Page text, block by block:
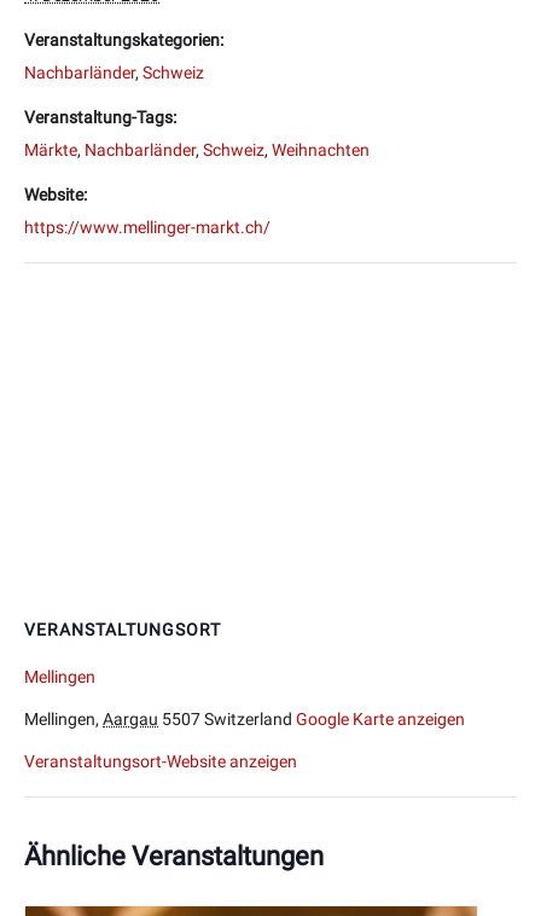
Veranstaltungskategorien:
Nachbarländer, Schweiz
Veranstaltung-Tags:
Märkte, Nachbarländer, Schweiz, Weihnachten
Website:
https://www.mellinger-markt.ch/
VERANSTALTUNGSORT
Mellingen
Mellingen, Aargau 5507Switzerland Google Karte anzeigen
Veranstaltungsort-Website anzeigen
Ähnliche Veranstaltungen